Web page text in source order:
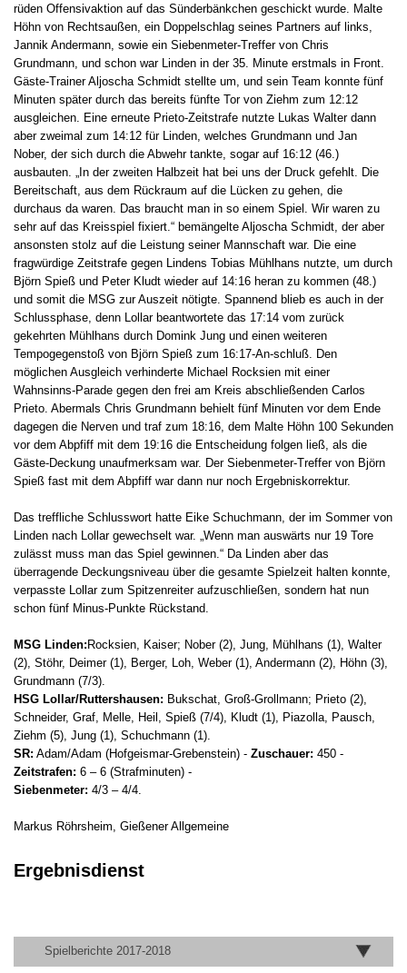
rüden Offensivaktion auf das Sünderbänkchen geschickt wurde. Malte
Höhn von Rechtsaußen, ein Doppelschlag seines Partners auf links,
Jannik Andermann, sowie ein Siebenmeter-Treffer von Chris
Grundmann, und schon war Linden in der 35. Minute erstmals in Front.
Gäste-Trainer Aljoscha Schmidt stellte um, und sein Team konnte fünf
Minuten später durch das bereits fünfte Tor von Ziehm zum 12:12
ausgleichen. Eine erneute Prieto-Zeitstrafe nutzte Lukas Walter dann
aber zweimal zum 14:12 für Linden, welches Grundmann und Jan
Nober, der sich durch die Abwehr tankte, sogar auf 16:12 (46.)
ausbauten. „In der zweiten Halbzeit hat bei uns der Druck gefehlt. Die
Bereitschaft, aus dem Rückraum auf die Lücken zu gehen, die
durchaus da waren. Das braucht man in so einem Spiel. Wir waren zu
sehr auf das Kreisspiel fixiert.“ bemängelte Aljoscha Schmidt, der aber
ansonsten stolz auf die Leistung seiner Mannschaft war. Die eine
fragwürdige Zeitstrafe gegen Lindens Tobias Mühlhans nutzte, um durch
Björn Spieß und Peter Kludt wieder auf 14:16 heran zu kommen (48.)
und somit die MSG zur Auszeit nötigte. Spannend blieb es auch in der
Schlussphase, denn Lollar beantwortete das 17:14 vom zurück
gekehrten Mühlhans durch Domink Jung und einen weiteren
Tempogegenstoß von Björn Spieß zum 16:17-An-schluß. Den
möglichen Ausgleich verhinderte Michael Rocksien mit einer
Wahnsinns-Parade gegen den frei am Kreis abschließenden Carlos
Prieto. Abermals Chris Grundmann behielt fünf Minuten vor dem Ende
dagegen die Nerven und traf zum 18:16, dem Malte Höhn 100 Sekunden
vor dem Abpfiff mit dem 19:16 die Entscheidung folgen ließ, als die
Gäste-Deckung unaufmerksam war. Der Siebenmeter-Treffer von Björn
Spieß fast mit dem Abpfiff war dann nur noch Ergebniskorrektur.
Das treffliche Schlusswort hatte Eike Schuchmann, der im Sommer von
Linden nach Lollar gewechselt war. „Wenn man auswärts nur 19 Tore
zulässt muss man das Spiel gewinnen.“ Da Linden aber das
überragende Deckungsniveau über die gesamte Spielzeit halten konnte,
verpasste Lollar zum Spitzenreiter aufzuschließen, sondern hat nun
schon fünf Minus-Punkte Rückstand.
MSG Linden:Rocksien, Kaiser; Nober (2), Jung, Mühlhans (1), Walter
(2), Stöhr, Deimer (1), Berger, Loh, Weber (1), Andermann (2), Höhn (3),
Grundmann (7/3).
HSG Lollar/Ruttershausen: Bukschat, Groß-Grollmann; Prieto (2),
Schneider, Graf, Melle, Heil, Spieß (7/4), Kludt (1), Piazolla, Pausch,
Ziehm (5), Jung (1), Schuchmann (1).
SR: Adam/Adam (Hofgeismar-Grebenstein) - Zuschauer: 450 -
Zeitstrafen: 6 – 6 (Strafminuten) -
Siebenmeter: 4/3 – 4/4.
Markus Röhrsheim, Gießener Allgemeine
Ergebnisdienst
Spielberichte 2017-2018